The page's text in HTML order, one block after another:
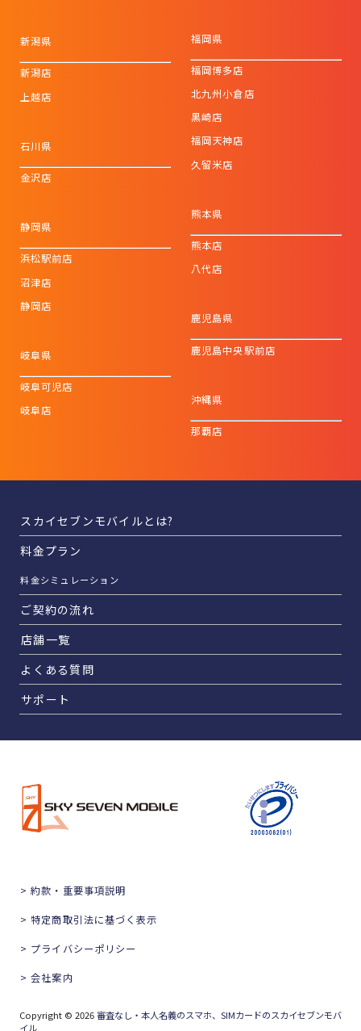
新潟県
新潟店
上越店
石川県
金沢店
静岡県
浜松駅前店
沼津店
静岡店
岐阜県
岐阜可児店
岐阜店
福岡県
福岡博多店
北九州小倉店
黒崎店
福岡天神店
久留米店
熊本県
熊本店
八代店
鹿児島県
鹿児島中央駅前店
沖縄県
那覇店
スカイセブンモバイルとは?
料金プラン
料金シミュレーション
ご契約の流れ
店舗一覧
よくある質問
サポート
> 約款・重要事項説明
> 特定商取引法に基づく表示
> プライバシーポリシー
> 会社案内
Copyright © 2026審査なし・本人名義のスマホ、SIMカードのスカイセブンモバ
イル